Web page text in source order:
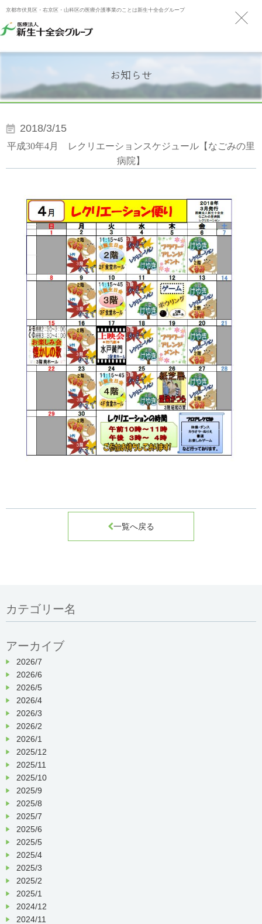
京都市伏見区・右京区・山科区の医療介護事業のことは新生十全会グループ
お知らせ
2018/3/15
平成30年4月 レクリエーションスケジュール【なごみの里
病院】
一覧へ戻る
カテゴリー名
アーカイブ
2026/7
2026/6
2026/5
2026/4
2026/3
2026/2
2026/1
2025/12
2025/11
2025/10
2025/9
2025/8
2025/7
2025/6
2025/5
2025/4
2025/3
2025/2
2025/1
2024/12
2024/11